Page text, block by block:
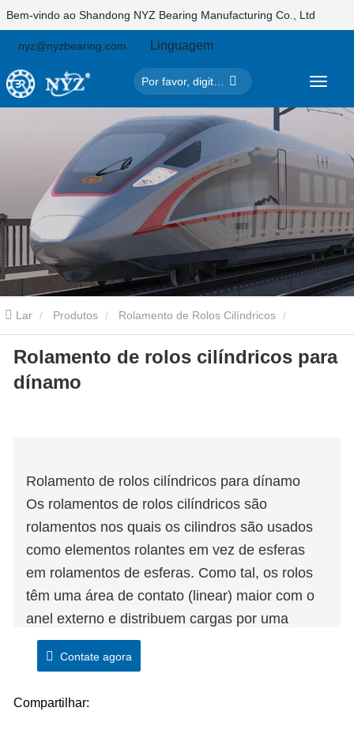
Bem-vindo ao Shandong NYZ Bearing Manufacturing Co., Ltd
nyz@nyzbearing.com Linguagem
Lar Produtos Rolamento de Rolos Cilíndricos
Rolamento de rolos cilíndricos para dínamo
Rolamento de rolos cilíndricos para
dínamo
Rolamento de rolos cilíndricos para dínamo
Os rolamentos de rolos cilíndricos são
rolamentos nos quais os cilindros são usados ​​
como elementos rolantes em vez de esferas
em rolamentos de esferas. Como tal, os rolos
têm uma área de contato (linear) maior com o
anel externo e distribuem cargas por uma
superfície mais ampla. eles têm uma
capacidade de carga radial relativamente alta e
rolamentos de rolos cilíndricos de duas
Contate agora
Compartilhar: